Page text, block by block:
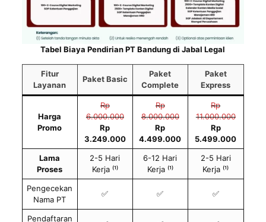
Tabel Biaya Pendirian PT Bandung di Jabal Legal
Fitur
Layanan
Paket Basic
Paket
Complete
Paket
Express
Harga
Promo
Rp
6.000.000
Rp
3.249.000
Rp
8.000.000
Rp
4.499.000
Rp
11.000.000
Rp
5.499.000
Lama
Proses
2-5 Hari
Kerja ⁽¹⁾
6-12 Hari
Kerja ⁽¹⁾
2-5 Hari
Kerja ⁽¹⁾
Pengecekan
Nama PT
✅ ✅ ✅
Pendaftaran